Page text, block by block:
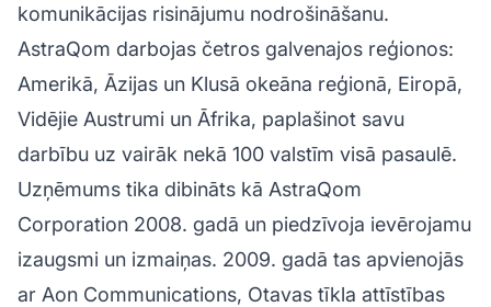
komunikācijas risinājumu nodrošināšanu.
AstraQom darbojas četros galvenajos reģionos:
Amerikā, Āzijas un Klusā okeāna reģionā, Eiropā,
Vidējie Austrumi un Āfrika, paplašinot savu
darbību uz vairāk nekā 100 valstīm visā pasaulē.
Uzņēmums tika dibināts kā AstraQom
Corporation 2008. gadā un piedzīvoja ievērojamu
izaugsmi un izmaiņas. 2009. gadā tas apvienojās
ar Aon Communications, Otavas tīkla attīstības